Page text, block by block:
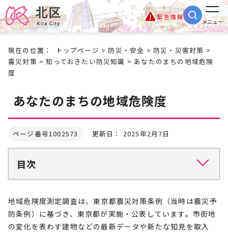
緊急情報
メニュー
現在の位置： トップページ > 防災・安全 > 防災・災害対策 >
震災対策 >知っておきたい防災知識 > あなたのまちの地域危険
度
あなたのまちの地域危険度
ページ番号1002573 更新日： 2025年2月7日
目次
地域危険度測定調査は、東京都震災対策条例（当時は震災予
防条例）に基づき、東京都が実施・公表しています。市街地
の変化を表わす建物などの最新データや新たな知見を取入